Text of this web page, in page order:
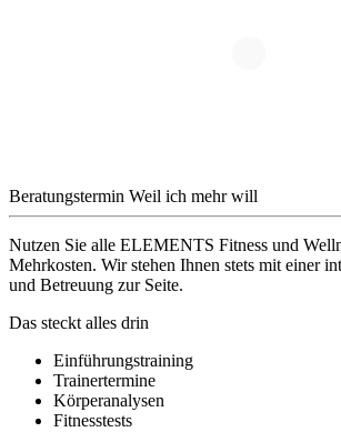
Beratungstermin Weil ich mehr will
Nutzen Sie alle ELEMENTS Fitness und
Mehrkosten. Wir stehen Ihnen stets mit einer
und Betreuung zur Seite.
Das steckt alles drin
Einführungstraining
Trainertermine
Körperanalysen
Fitnesstests